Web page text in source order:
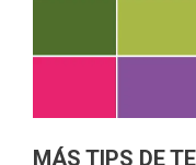
MÁS TIPS DE